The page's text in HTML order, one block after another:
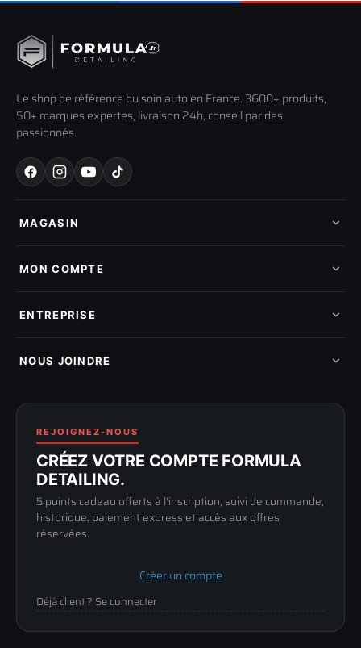
Le shop de référence du soin auto en France. 3600+ produits,
50+ marques expertes, livraison 24h, conseil par des
passionnés.
MAGASIN
Nos marques
Pads de polissage
Pièces détachées
MON COMPTE
Mes tickets SAV
Mon parrainage
Programme fidelite
ENTREPRISE
Compte pro
Politique de retour
Conditions générales
Mentions légales
Confidentialité
NOUS JOINDRE
89100 SENS
03 73 61 02 02
Lun-Ven
9h-12h / 14h-17h
REJOIGNEZ-NOUS
CRÉEZ VOTRE COMPTE FORMULA
DETAILING.
5 points cadeau offerts à l'inscription, suivi de commande,
historique, paiement express et accès aux offres
réservées.
Créer un compte
Déjà client ? Se connecter